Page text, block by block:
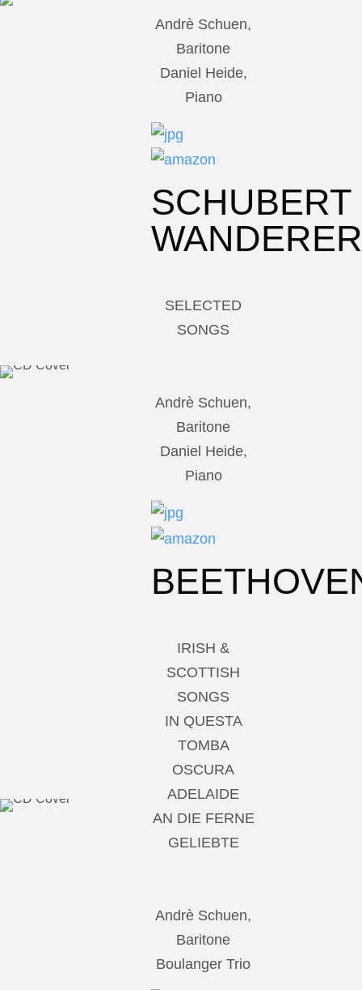
Andrè Schuen,
Baritone
Daniel Heide,
Piano
SCHUBERT
WANDERER
SELECTED
SONGS
Andrè Schuen,
Baritone
Daniel Heide,
Piano
IRISH &
SCOTTISH
SONGS
IN QUESTA
TOMBA
OSCURA
ADELAIDE
AN DIE FERNE
GELIEBTE
Andrè Schuen,
Baritone
Boulanger Trio